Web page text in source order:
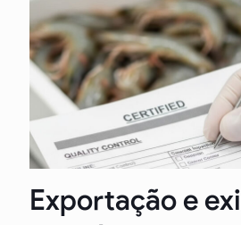
Exportação e